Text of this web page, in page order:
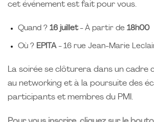
cet événement est fait pour vous.
Quand ? 16 juillet- À partir de 18h00
Où ? EPITA - 16 rue Jean-Marie
La soirée se clôturera dans un cadre
au networking et à la poursuite des
participants et membres du PMI.